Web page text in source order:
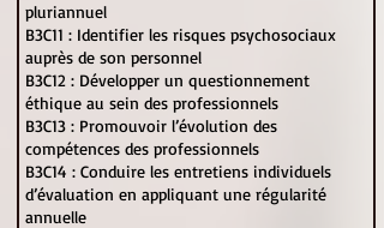
pluriannuel
B3C11 : Identifier les risques psychosociaux
auprès de son personnel
B3C12 : Développer un questionnement
éthique au sein des professionnels
B3C13 : Promouvoir l’évolution des
compétences des professionnels
B3C14 : Conduire les entretiens individuels
d’évaluation en appliquant une régularité
annuelle